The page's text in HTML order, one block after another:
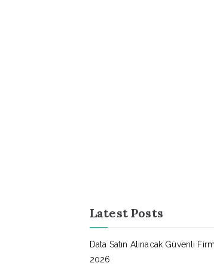
Latest Posts
Data Satın Alınacak Güvenli
2026